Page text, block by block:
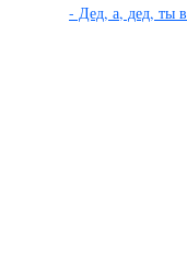
- Дед, а, дед, ты